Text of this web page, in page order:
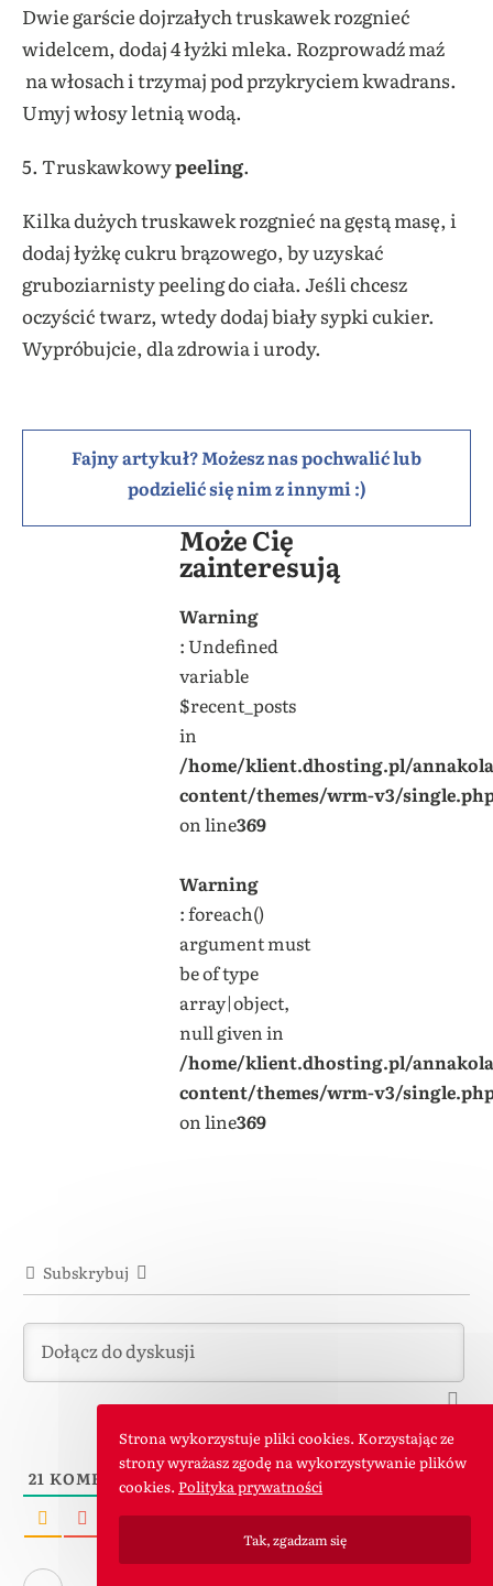
Dwie garście dojrzałych truskawek rozgnieć
widelcem, dodaj 4 łyżki mleka. Rozprowadź maź
na włosach i trzymaj pod przykryciem kwadrans.
Umyj włosy letnią wodą.
5. Truskawkowypeeling.
Kilka dużych truskawek rozgnieć na gęstą masę, i
dodaj łyżkę cukru brązowego, by uzyskać
gruboziarnisty peeling do ciała. Jeśli chcesz
oczyścić twarz, wtedy dodaj biały sypki cukier.
Wypróbujcie, dla zdrowia i urody.
Fajny artykuł? Możesz nas pochwalić lub
podzielić się nim z innymi :)
Może Cię
zainteresują
Warning
: Undefined
variable
$recent_posts
in
/home/klient.dhosting.pl/
content/themes/wrm-v3/
on line369
Warning
: foreach()
argument must
be of type
array|object,
null given in
/home/klient.dhosting.pl/
content/themes/wrm-v3/
on line369
Subskrybuj
21 KOMENTARZE
Najstarsze
Strona wykorzystuje pliki cookies. Korzystając ze
strony wyrażasz zgodę na wykorzystywanie plików
cookies. Polityka prywatności
Tak, zgadzam się